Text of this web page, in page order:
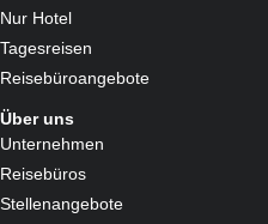
Nur Hotel
Tagesreisen
Reisebüroangebote
Über uns
Unternehmen
Reisebüros
Stellenangebote